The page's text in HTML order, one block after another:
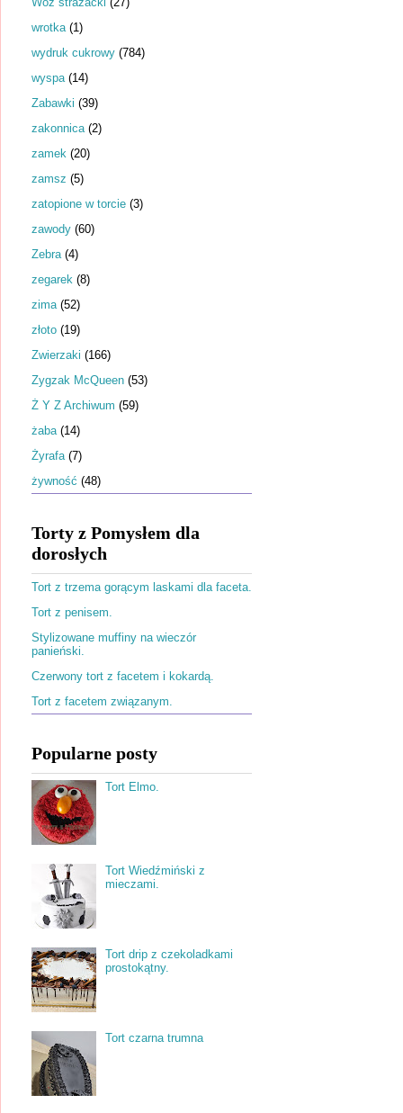
wrotka (1)
wydruk cukrowy (784)
wyspa (14)
Zabawki (39)
zakonnica (2)
zamek (20)
zamsz (5)
zatopione w torcie (3)
zawody (60)
Zebra (4)
zegarek (8)
zima (52)
złoto (19)
Zwierzaki (166)
Zygzak McQueen (53)
Ż Y Z Archiwum (59)
żaba (14)
Żyrafa (7)
żywność (48)
Torty z Pomysłem dla
dorosłych
Tort z trzema gorącym laskami dla faceta.
Tort z penisem.
Stylizowane muffiny na wieczór
panieński.
Czerwony tort z facetem i kokardą.
Tort z facetem związanym.
Popularne posty
Tort Elmo.
Tort Wiedźmiński z
mieczami.
Tort drip z czekoladkami
prostokątny.
Tort czarna trumna